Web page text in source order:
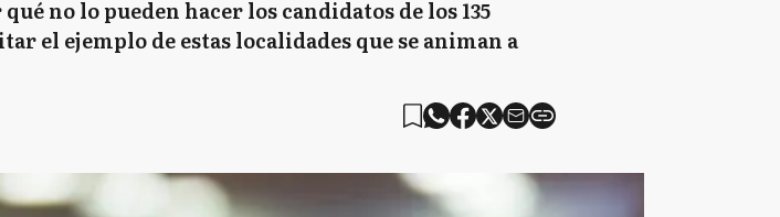
no lo pueden hacer los candidatos de los 135
el ejemplo de estas localidades que se animan a